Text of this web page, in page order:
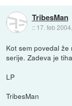
TribesMan
:: 17. feb
Kot sem povedal
serije. Zadeva je
LP
TribesMan